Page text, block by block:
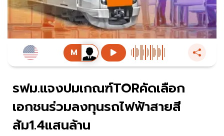
รฟม.แจงปมเกณฑ์TORคัดเลือก
เอกชนร่วมลงทุนรถไฟฟ้าสายสี
ส้ม1.4แสนล้าน